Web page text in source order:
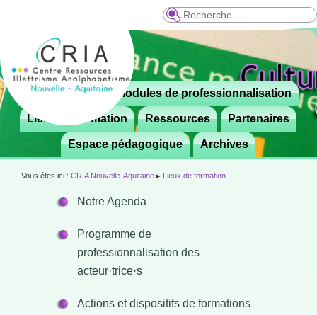
Recherche
Menu
principal
Aller
contenu
principal
 Le CRIA Modules de professionnalisation
Lieux de formation Ressources Partenaires
Espace pédagogique Archives
Vous êtes ici : CRIA Nouvelle-Aquitaine ▸ Lieux de formation
Notre Agenda
Programme de
professionnalisation des
acteur·trice·s
Actions et dispositifs de formations